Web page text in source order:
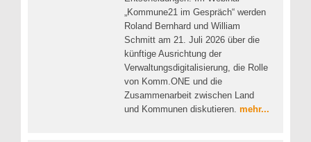
„Kommune21 im Gespräch“ werden
Roland Bernhard und William
Schmitt am 21. Juli 2026 über die
künftige Ausrichtung der
Verwaltungsdigitalisierung, die Rolle
von Komm.ONE und die
Zusammenarbeit zwischen Land
und Kommunen diskutieren. mehr...